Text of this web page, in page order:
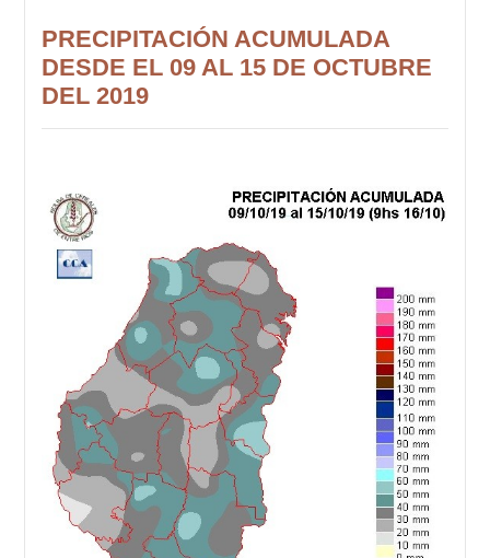
PRECIPITACIÓN ACUMULADA
DESDE EL 09 AL 15 DE OCTUBRE
DEL 2019